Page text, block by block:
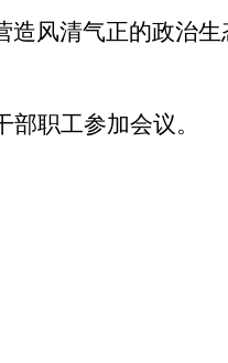
造风清气正的政治生
职工参加会议。